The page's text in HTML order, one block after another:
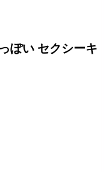
ぽい セクシーキ